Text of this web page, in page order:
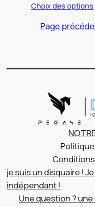
Choix des options
Page
je suis un disquaire !
indépendant !
Une question ?